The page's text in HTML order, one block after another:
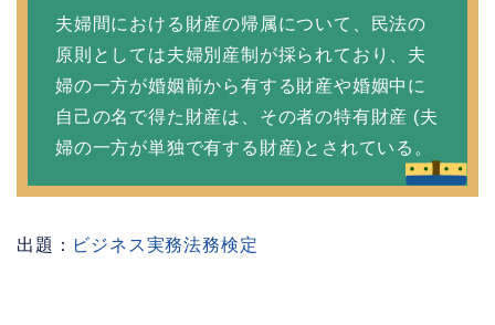
夫婦間における財産の帰属について、民法の
原則としては夫婦別産制が採られており、夫
婦の一方が婚姻前から有する財産や婚姻中に
自己の名で得た財産は、その者の特有財産 (夫
婦の一方が単独で有する財産)とされている。
出題： ビジネス実務法務検定